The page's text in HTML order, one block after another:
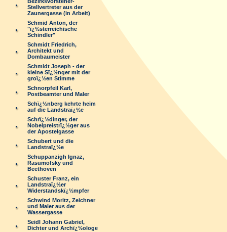
Stellvertreter aus der
Zaunergasse (in Arbeit)
Schmid Anton, der
"ï¿½sterreichische
Schindler"
Schmidt Friedrich,
Architekt und
Dombaumeister
Schmidt Joseph - der
kleine Sï¿½nger mit der
groï¿½en Stimme
Schnorpfeil Karl,
Postbeamter und Maler
Schï¿½nberg kehrte heim
auf die Landstraï¿½e
Schrï¿½dinger, der
Nobelpreistrï¿½ger aus
der Apostelgasse
Schubert und die
Landstraï¿½e
Schuppanzigh Ignaz,
Rasumofsky und
Beethoven
Schuster Franz, ein
Landstraï¿½er
Widerstandskï¿½mpfer
Schwind Moritz, Zeichner
und Maler aus der
Wassergasse
Seidl Johann Gabriel,
Dichter und Archï¿½ologe